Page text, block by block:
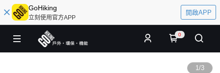
GoHiking
立刻使用官方APP
開啟APP
0
1/3